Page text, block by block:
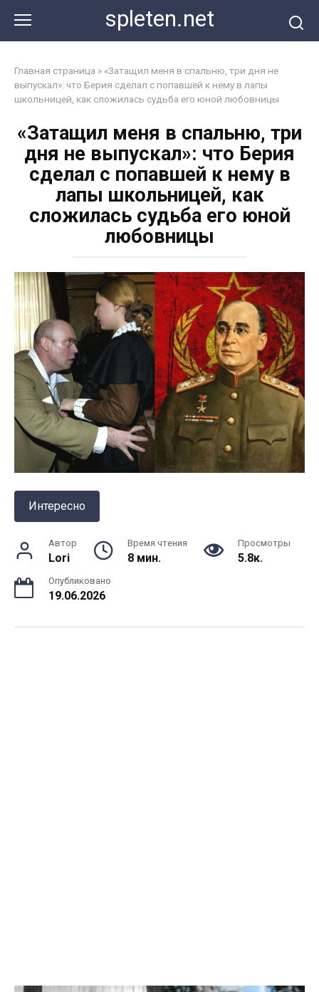
контенту
spleten.net
Главная страница » «Затащил меня в спальню, три дня не
выпускал»: что Берия сделал с попавшей к нему в лапы
школьницей, как сложилась судьба его юной любовницы
«Затащил меня в спальню, три
дня не выпускал»: что Берия
сделал с попавшей к нему в
лапы школьницей, как
сложилась судьба его юной
любовницы
Интересно
Автор
Lori
Время чтения
8 мин.
Просмотры
5.8к.
Опубликовано
19.06.2026